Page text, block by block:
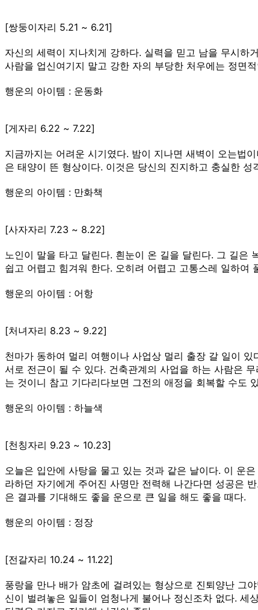
[쌍둥이자리 5.21 ~ 6.21]
자신의 세력이 지나치게 강하다. 실력을 믿고 남을 무시
사람을 업신여기지 말고 강한 자의 부당한 처우에는 정면
행운의 아이템 : 운동화
[게자리 6.22 ~ 7.22]
지금까지는 어려운 시기였다. 밤이 지나면 새벽이 오는법
은 태양이 뜬 형상이다. 이것은 당신의 진지하고 충실한
행운의 아이템 : 만화책
[사자자리 7.23 ~ 8.22]
노인이 말을 타고 달린다. 흰눈이 온 길을 달린다. 그 길은
쉽고 어렵고 힘겨워 한다. 오히려 어렵고 고통스레 일하여
행운의 아이템 : 어항
[처녀자리 8.23 ~ 9.22]
천마가 동하여 멀리 여행이나 사업상 멀리 출장 갈 일이
서로 전근이 될 수 있다. 건축관계의 사업을 하는 사람은
는 것이니 참고 기다리다보면 그전의 애정을 회복할 수도
행운의 아이템 : 하늘색
[천칭자리 9.23 ~ 10.23]
오늘은 입안에 사탕을 물고 있는 것과 같은 날이다. 이 운
라하던 자기에게 주어진 사명만 전력해 나간다면 성공은
은 결과를 기대해도 좋을 운으로 큰 일을 해도 좋을 때다.
행운의 아이템 : 정장
[전갈자리 10.24 ~ 11.22]
풍랑을 만나 배가 암초에 걸려있는 형상으로 진퇴양난 그
신이 벌려놓은 일들이 엄청나게 불어나 정신조차 없다. 세